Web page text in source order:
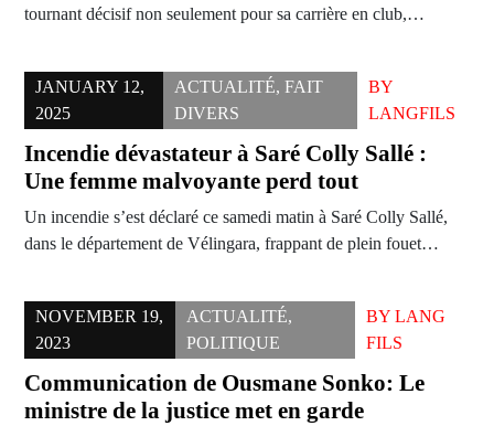
tournant décisif non seulement pour sa carrière en club,…
JANUARY 12,
2025
ACTUALITÉ,FAIT
DIVERS
BY
LANGFILS
Incendie dévastateur à Saré Colly Sallé :
Une femme malvoyante perd tout
Un incendie s’est déclaré ce samedi matin à Saré Colly Sallé,
dans le département de Vélingara, frappant de plein fouet…
NOVEMBER 19,
2023
ACTUALITÉ,
POLITIQUE
BY LANG
FILS
Communication de Ousmane Sonko: Le
ministre de la justice met en garde